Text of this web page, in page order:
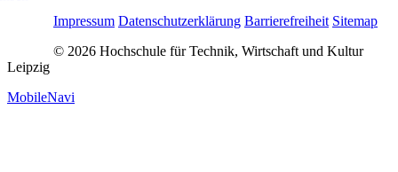
Impressum Datenschutzerklärung Barrierefreiheit Sitemap
© 2026 Hochschule für Technik, Wirtschaft und Kultur
Leipzig
MobileNavi